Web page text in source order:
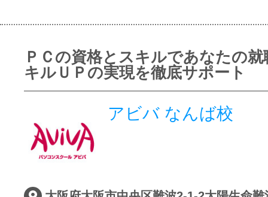
ＰＣの資格とスキルであなたの就
キルＵＰの実現を徹底サポート
アビバ なんば校